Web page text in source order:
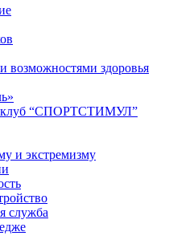
возможностями здоровья
клуб “СПОРТСТИМУЛ”
и экстремизму
служба